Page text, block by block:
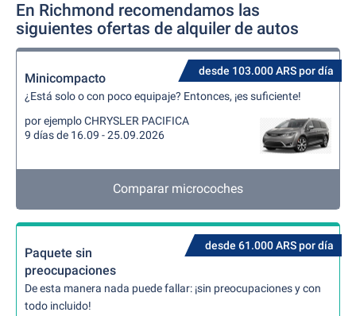
En Richmond recomendamos las
siguientes ofertas de alquiler de autos
desde 103.000 ARS por día
Minicompacto
¿Está solo o con poco equipaje? Entonces, ¡es suficiente!
por ejemplo CHRYSLER PACIFICA
9 días de 16.09 - 25.09.2026
Comparar microcoches
desde 61.000 ARS por día
Paquete sin
preocupaciones
De esta manera nada puede fallar: ¡sin preocupaciones y con
todo incluido!